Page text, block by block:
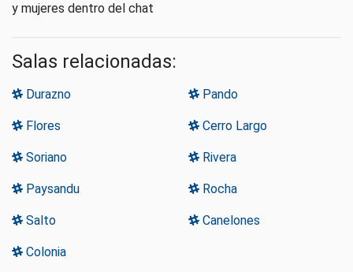
y mujeres dentro del chat
Salas relacionadas:
Durazno Pando
Flores Cerro Largo
Soriano Rivera
Paysandu Rocha
Salto Canelones
Colonia